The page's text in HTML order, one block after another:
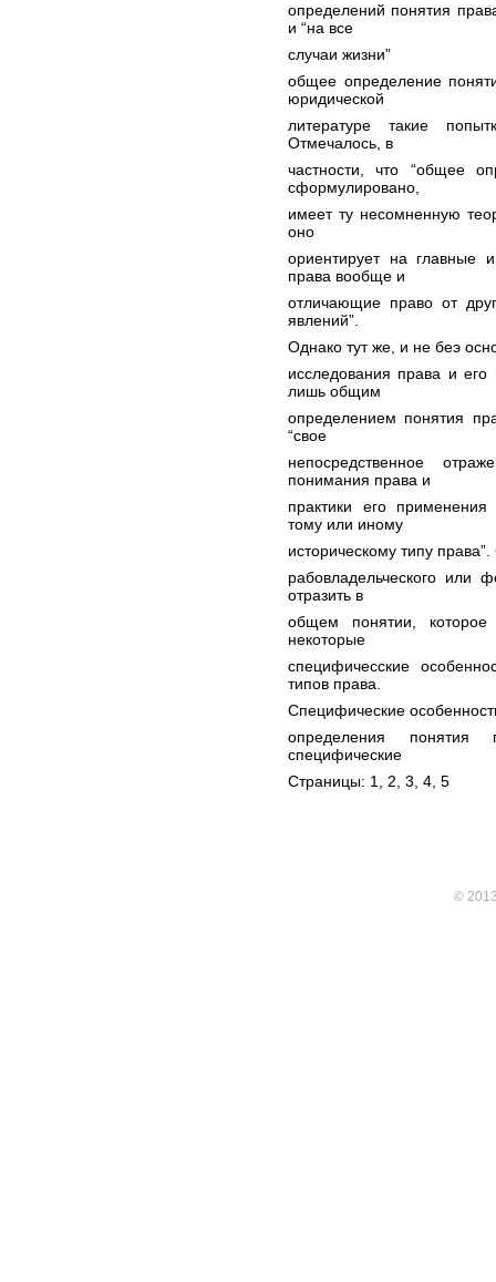
определений понятия
и “на все
случаи жизни”
общее определение
юридической
литературе такие
Отмечалось, в
частности, что “общее
сформулировано,
имеет ту несомненную
оно
ориентирует на главные
права вообще и
отличающие право от
явлений”.
Однако тут же, и не беэ
исследования права и его
лишь общим
определением понятия
“свое
непосредственное
понимания права и
практики его
тому или иному
историческому типу
рабовладельческого или
отразить в
общем понятии,
некоторые
специфичесские
типов права.
Специфические
определения понятия
специфические
Страницы: 1, 2 3 4 5
©